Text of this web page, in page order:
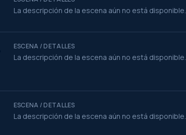
La descripción de la escena aún no está disponible.
ESCENA / DETALLES
La descripción de la escena aún no está disponible.
ESCENA / DETALLES
La descripción de la escena aún no está disponible.